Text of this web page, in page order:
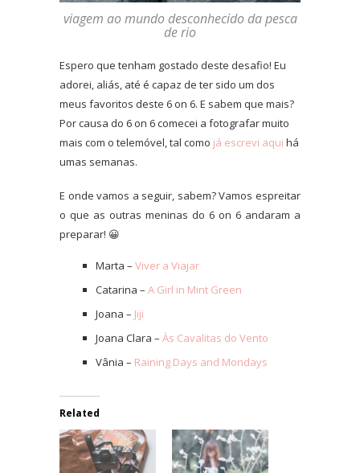
viagem ao mundo desconhecido da pesca
de rio
Espero que tenham gostado deste desafio! Eu
adorei, aliás, até é capaz de ter sido um dos
meus favoritos deste 6 on 6. E sabem que mais?
Por causa do 6 on 6 comecei a fotografar muito
mais com o telemóvel, tal como já escrevi aqui há
umas semanas.
E onde vamos a seguir, sabem? Vamos espreitar
o que as outras meninas do 6 on 6 andaram a
preparar! 😀
Marta – Viver a Viajar
Catarina – A Girl in Mint Green
Joana – Jiji
Joana Clara – Às Cavalitas do Vento
Vânia – Raining Days and Mondays
Related